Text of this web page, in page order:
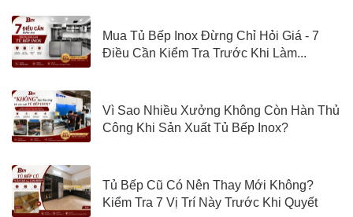
Mua Tủ Bếp Inox Đừng Chỉ Hỏi Giá - 7
Điều Cần Kiểm Tra Trước Khi Làm...
Vì Sao Nhiều Xưởng Không Còn Hàn Thủ
Công Khi Sản Xuất Tủ Bếp Inox?
Tủ Bếp Cũ Có Nên Thay Mới Không?
Kiểm Tra 7 Vị Trí Này Trước Khi Quyết